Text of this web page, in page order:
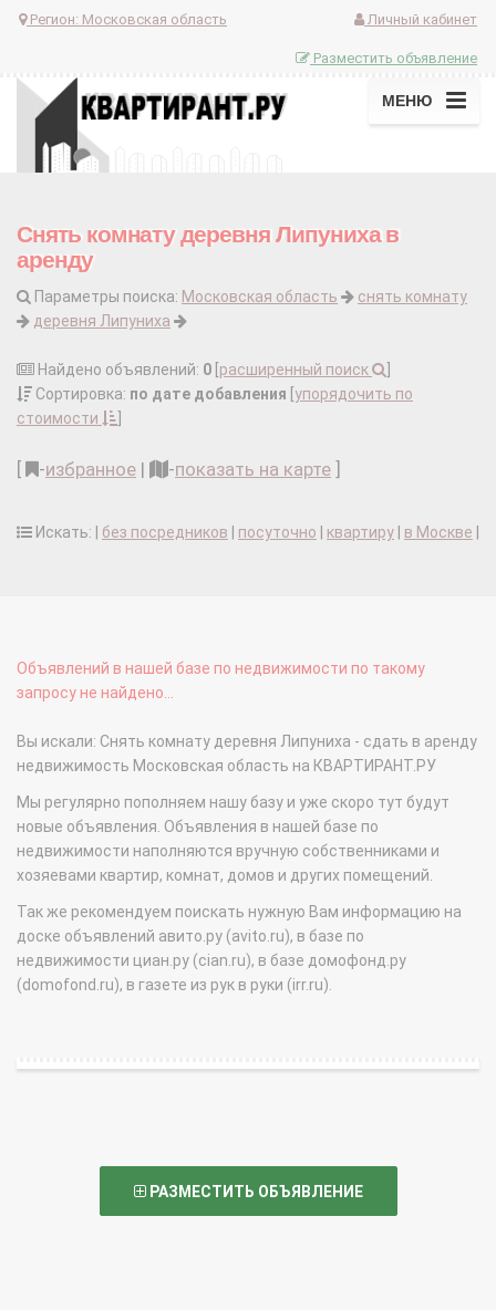
Регион: Московская область Личный кабинет
Разместить объявление
МЕНЮ
Снять комнату деревня Липуниха в
аренду
Параметры поиска: Московская область
снять комнату
деревня Липуниха
Найдено объявлений: 0 расширенный поиск
Сортировка: по дате добавления упорядочить по
стоимости
-избранное | -показать на карте
Искать: | без посредников посуточно квартиру в Москве
Объявлений в нашей базе по недвижимости по такому
запросу не найдено...
Вы искали: Снять комнату деревня Липуниха - сдать в аренду
недвижимость Московская область на КВАРТИРАНТ.РУ
Мы регулярно пополняем нашу базу и уже скоро тут будут
новые объявления. Объявления в нашей базе по
недвижимости наполняются вручную собственниками и
хозяевами квартир, комнат, домов и других помещений.
Так же рекомендуем поискать нужную Вам информацию на
доске объявлений авито.ру (avito.ru), в базе по
недвижимости циан.ру (cian.ru), в базе домофонд.ру
(domofond.ru), в газете из рук в руки (irr.ru).
РАЗМЕСТИТЬ ОБЪЯВЛЕНИЕ